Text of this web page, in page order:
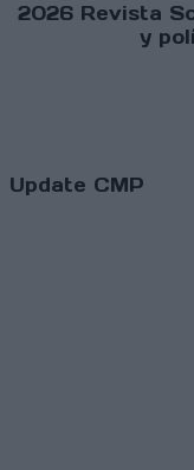
2026 Revista
y
Update CMP